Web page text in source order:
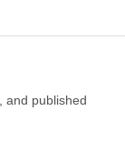
and published